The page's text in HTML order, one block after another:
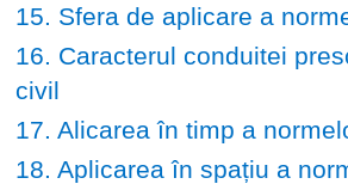
15. Sfera de aplicare a
16. Caracterul conduitei
civil
17. Alicarea în timp a
18. Aplicarea în spațiu a